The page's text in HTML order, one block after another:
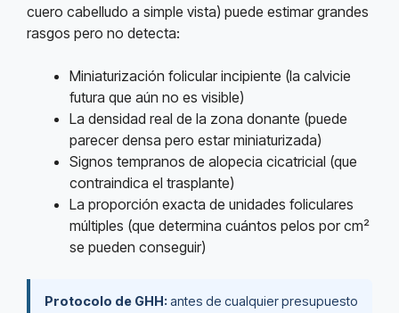
cuero cabelludo a simple vista) puede estimar grandes
rasgos pero no detecta:
Miniaturización folicular incipiente (la calvicie
futura que aún no es visible)
La densidad real de la zona donante (puede
parecer densa pero estar miniaturizada)
Signos tempranos de alopecia cicatricial (que
contraindica el trasplante)
La proporción exacta de unidades foliculares
múltiples (que determina cuántos pelos por cm²
se pueden conseguir)
Protocolo de GHH: antes de cualquier presupuesto